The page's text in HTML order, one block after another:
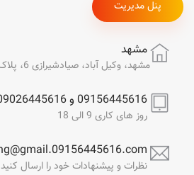
پنل مدیریت
مشهد
مشهد، وکیل آباد، صیادشیرازی 6، پلاک 39
روز های کاری 9 الی 18
نظرات و پیشنهادات خود را ارسال کنید